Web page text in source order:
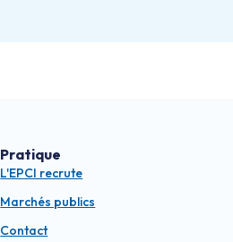
Pratique
L'EPCI recrute
Marchés publics
Contact